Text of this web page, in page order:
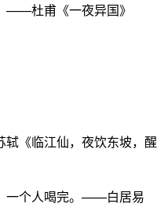
——杜甫《一夜异国》
《临江仙，夜饮东坡，醒
一个人喝完。——白居易